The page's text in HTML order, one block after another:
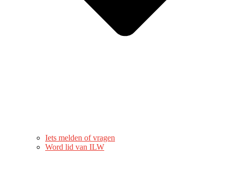
Iets melden of vragen
Word lid van ILW